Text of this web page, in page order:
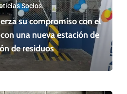
Socios
su compromiso con el
una nueva estación de
de residuos